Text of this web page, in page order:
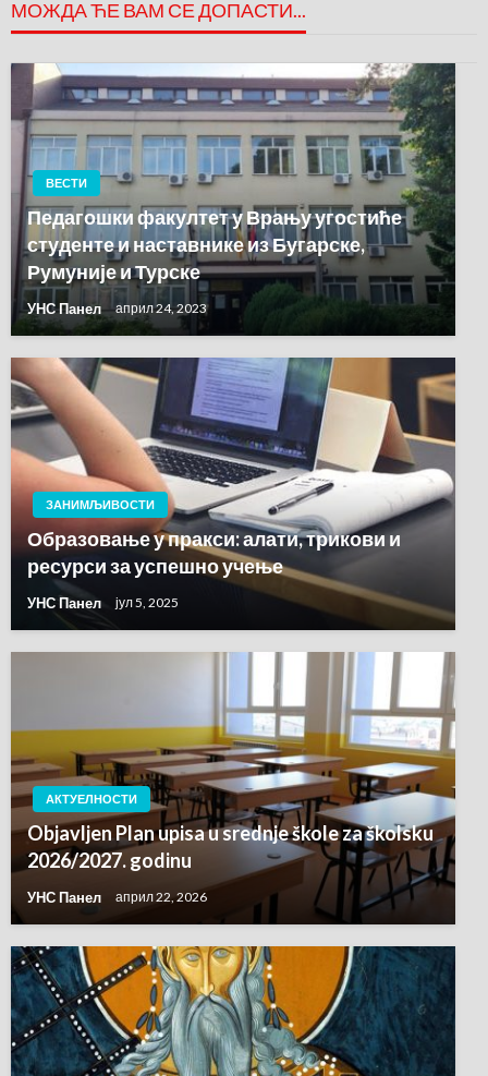
МОЖДА ЋЕ ВАМ СЕ ДОПАСТИ...
ВЕСТИ
Педагошки факултет у Врању угостиће
студенте и наставнике из Бугарске,
Румуније и Турске
УНС Панел април 24, 2023
ЗАНИМЉИВОСТИ
Образовање у пракси: алати, трикови и
ресурси за успешно учење
УНС Панел јул 5, 2025
АКТУЕЛНОСТИ
Objavljen Plan upisa u srednje škole za školsku
2026/2027. godinu
УНС Панел април 22, 2026